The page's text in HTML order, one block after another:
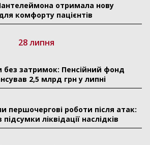
отримала нову
комфорту пацієнтів
28 липня
без затримок: Пенсійний фонд
2,5 млрд грн у липні
першочергові роботи після атак:
ліквідації наслідків